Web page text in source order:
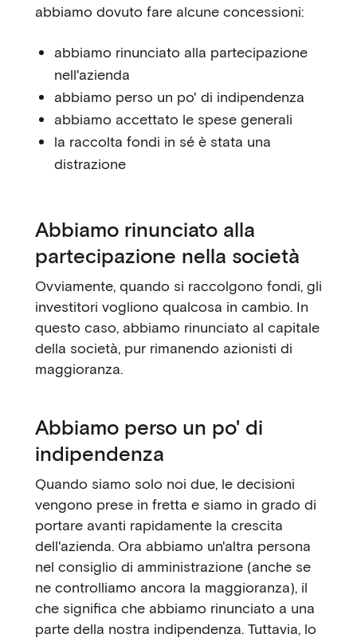
abbiamo dovuto fare alcune concessioni:
abbiamo rinunciato alla partecipazione
nell'azienda
abbiamo perso un po' di indipendenza
abbiamo accettato le spese generali
la raccolta fondi in sé è stata una
distrazione
Abbiamo rinunciato alla
partecipazione nella società
Ovviamente, quando si raccolgono fondi, gli
investitori vogliono qualcosa in cambio. In
questo caso, abbiamo rinunciato al capitale
della società, pur rimanendo azionisti di
maggioranza.
Abbiamo perso un po' di
indipendenza
Quando siamo solo noi due, le decisioni
vengono prese in fretta e siamo in grado di
portare avanti rapidamente la crescita
dell'azienda. Ora abbiamo un'altra persona
nel consiglio di amministrazione (anche se
ne controlliamo ancora la maggioranza), il
che significa che abbiamo rinunciato a una
parte della nostra indipendenza. Tuttavia, lo